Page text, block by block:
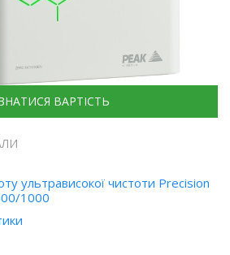
ВАРТІСТЬ
ультрависокої чистоти Precision
1000